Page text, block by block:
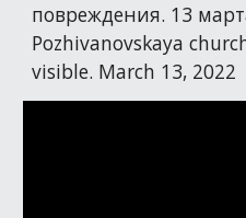
повреждения. 13
Pozhivanovskaya
visible. March 13, 2022